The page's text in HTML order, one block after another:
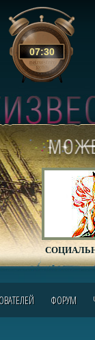
07:30
ФОРУМ